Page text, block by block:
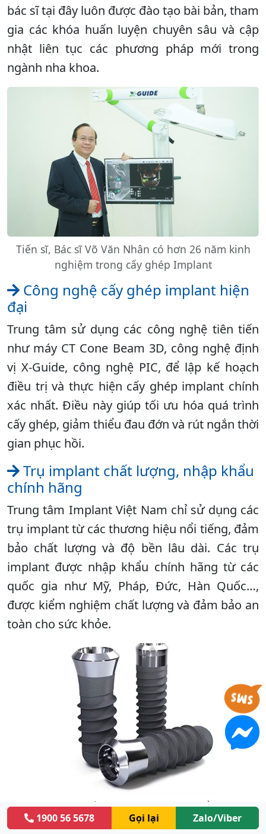
bác sĩ tại đây luôn được đào tạo bài bản, tham
gia các khóa huấn luyện chuyên sâu và cập
nhật liên tục các phương pháp mới trong
ngành nha khoa.
Tiến sĩ, Bác sĩ Võ Văn Nhân có hơn 26 năm kinh
nghiệm trong cấy ghép Implant
Công nghệ cấy ghép implant hiện
đại
Trung tâm sử dụng các công nghệ tiên tiến
như máy CT Cone Beam 3D, công nghệ định
vị X-Guide, công nghệ PIC, để lập kế hoạch
điều trị và thực hiện cấy ghép implant chính
xác nhất. Điều này giúp tối ưu hóa quá trình
cấy ghép, giảm thiểu đau đớn và rút ngắn thời
gian phục hồi.
Trụ implant chất lượng, nhập khẩu
chính hãng
Trung tâm Implant Việt Nam chỉ sử dụng các
trụ implant từ các thương hiệu nổi tiếng, đảm
bảo chất lượng và độ bền lâu dài. Các trụ
implant được nhập khẩu chính hãng từ các
quốc gia như Mỹ, Pháp, Đức, Hàn Quốc…,
được kiểm nghiệm chất lượng và đảm bảo an
toàn cho sức khỏe.
Trụ Implant chất lượng được nhập khẩu từ các
nước nổi tiếng
1900 56 5678 Gọi lại Zalo/Viber